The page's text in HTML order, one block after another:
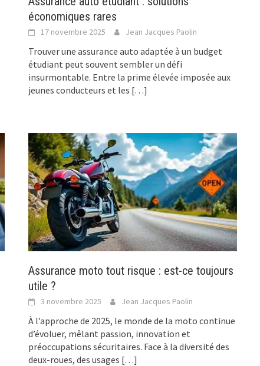
économiques rares
17 novembre 2025 Jean Jacques Paolin
Trouver une assurance auto adaptée à un budget
étudiant peut souvent sembler un défi
insurmontable. Entre la prime élevée imposée aux
jeunes conducteurs et les […]
Assurance moto tout risque : est-ce toujours
utile ?
3 novembre 2025 Jean Jacques Paolin
À l’approche de 2025, le monde de la moto continue
d’évoluer, mêlant passion, innovation et
préoccupations sécuritaires. Face à la diversité des
deux-roues, des usages […]